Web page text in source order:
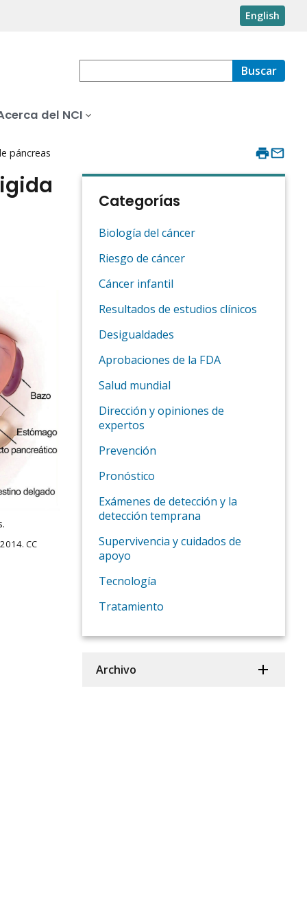
English
Buscar
del NCI
páncreas
CC
Categorías
Biología del cáncer
Riesgo de cáncer
Cáncer infantil
Resultados de estudios clínicos
Desigualdades
Aprobaciones de la FDA
Salud mundial
Dirección y opiniones de
expertos
Prevención
Pronóstico
Exámenes de detección y la
detección temprana
Supervivencia y cuidados de
apoyo
Tecnología
Tratamiento
Archivo